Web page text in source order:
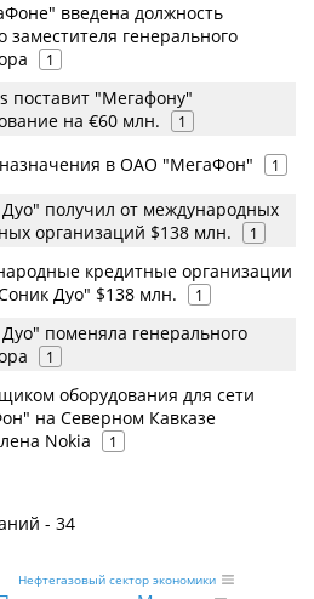
введена должность
заместителя генерального
1
поставит "Мегафону"
на €60 млн.
1
в ОАО "МегаФон" 1
получил от международных
организаций $138 млн.
1
кредитные организации
Дуо" $138 млн.
1
поменяла генерального
1
оборудования для сети
на Северном Кавказе
Nokia
1
- 34
Нефтегазовый сектор экономики